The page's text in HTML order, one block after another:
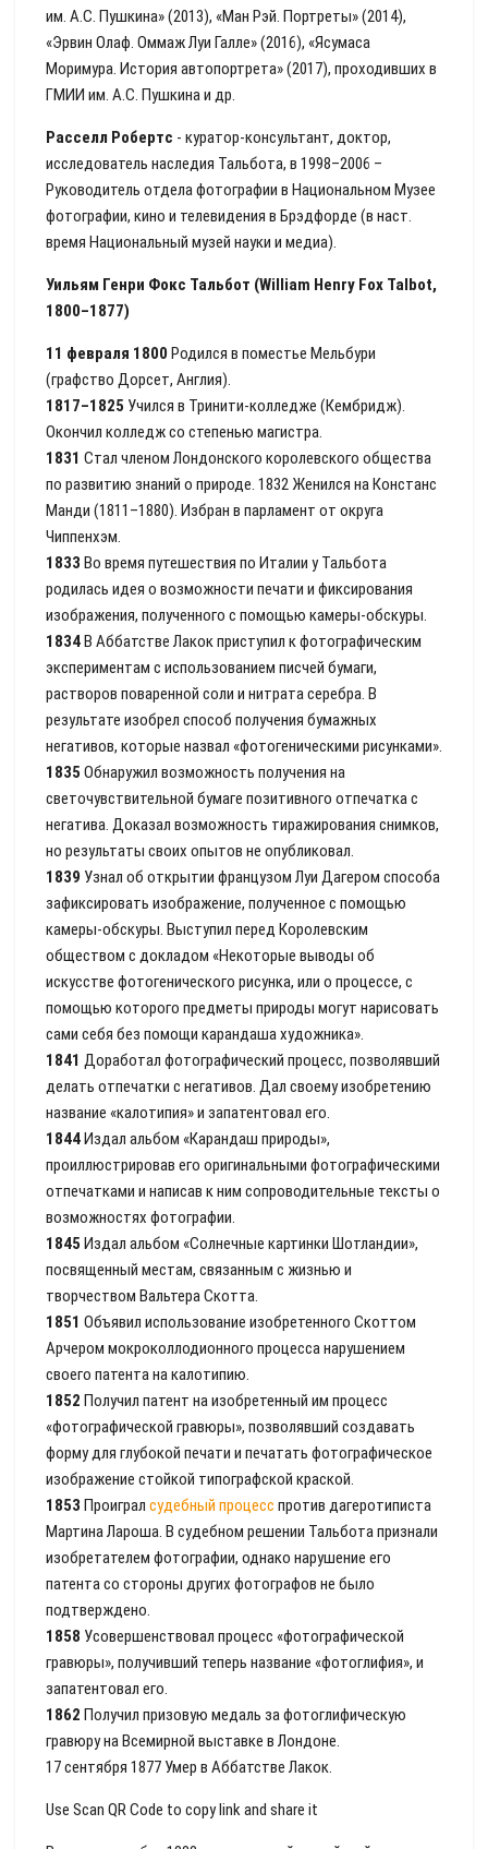
им. А.С. Пушкина» (2013), «Ман Рэй. Портреты» (2014),
«Эрвин Олаф. Оммаж Луи Галле» (2016), «Ясумаса
Моримура. История автопортрета» (2017), проходивших в
ГМИИ им. А.С. Пушкина и др.
Расселл Робертс - куратор-консультант, доктор,
исследователь наследия Тальбота, в 1998–2006 –
Руководитель отдела фотографии в Национальном Музее
фотографии, кино и телевидения в Брэдфорде (в наст.
время Национальный музей науки и медиа).
Уильям Генри Фокс Тальбот (William Henry Fox Talbot,
1800–1877)
11 февраля 1800 Родился в поместье Мельбури
(графство Дорсет, Англия).
1817–1825 Учился в Тринити-колледже (Кембридж).
Окончил колледж со степенью магистра.
1831 Стал членом Лондонского королевского общества
по развитию знаний о природе. 1832 Женился на Констанс
Манди (1811–1880). Избран в парламент от округа
Чиппенхэм.
1833 Во время путешествия по Италии у Тальбота
родилась идея о возможности печати и фиксирования
изображения, полученного с помощью камеры-обскуры.
1834В Аббатстве Лакок приступил к фотографическим
экспериментам с использованием писчей бумаги,
растворов поваренной соли и нитрата серебра. В
результате изобрел способ получения бумажных
негативов, которые назвал «фотогеническими рисунками».
1835 Обнаружил возможность получения на
светочувствительной бумаге позитивного отпечатка с
негатива. Доказал возможность тиражирования снимков,
но результаты своих опытов не опубликовал.
1839 Узнал об открытии французом Луи Дагером способа
зафиксировать изображение, полученное с помощью
камеры-обскуры. Выступил перед Королевским
обществом с докладом «Некоторые выводы об
искусстве фотогенического рисунка, или о процессе, с
помощью которого предметы природы могут нарисовать
сами себя без помощи карандаша художника».
1841 Доработал фотографический процесс, позволявший
делать отпечатки с негативов. Дал своему изобретению
название «калотипия» и запатентовал его.
1844Издал альбом «Карандаш природы»,
проиллюстрировав его оригинальными фотографическими
отпечатками и написав к ним сопроводительные тексты о
возможностях фотографии.
1845 Издал альбом «Солнечные картинки Шотландии»,
посвященный местам, связанным с жизнью и
творчеством Вальтера Скотта.
1851 Объявил использование изобретенного Скоттом
Арчером мокроколлодионного процесса нарушением
своего патента на калотипию.
1852 Получил патент на изобретенный им процесс
«фотографической гравюры», позволявший создавать
форму для глубокой печати и печатать фотографическое
изображение стойкой типографской краской.
1853 Проиграл судебный процесс против дагеротиписта
Мартина Лароша. В судебном решении Тальбота признали
изобретателем фотографии, однако нарушение его
патента со стороны других фотографов не было
подтверждено.
1858 Усовершенствовал процесс «фотографической
гравюры», получивший теперь название «фотоглифия», и
запатентовал его.
1862 Получил призовую медаль за фотоглифическую
гравюру на Всемирной выставке в Лондоне.
17 сентября 1877 Умер в Аббатстве Лакок.
Use Scan QR Code to copy link and share it